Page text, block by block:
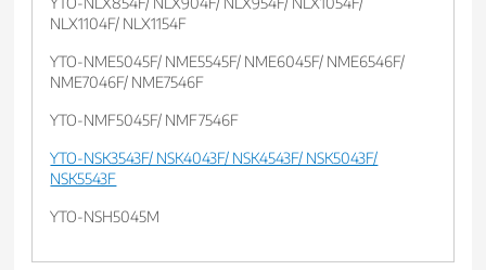
NLX1104F/ NLX1154F
YTO-NME5045F/ NME5545F/ NME6045F/ NME6546F/
NME7046F/ NME7546F
YTO-NMF5045F/ NMF7546F
YTO-NSK3543F/ NSK4043F/ NSK4543F/ NSK5043F/
NSK5543F
YTO-NSH5045M